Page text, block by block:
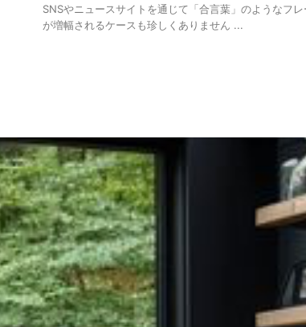
SNSやニュースサイトを通じて「合言葉」のようなフ
が増幅されるケースも珍しくありません ...